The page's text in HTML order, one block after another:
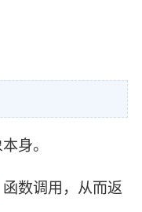
身。
函数调用，从而返